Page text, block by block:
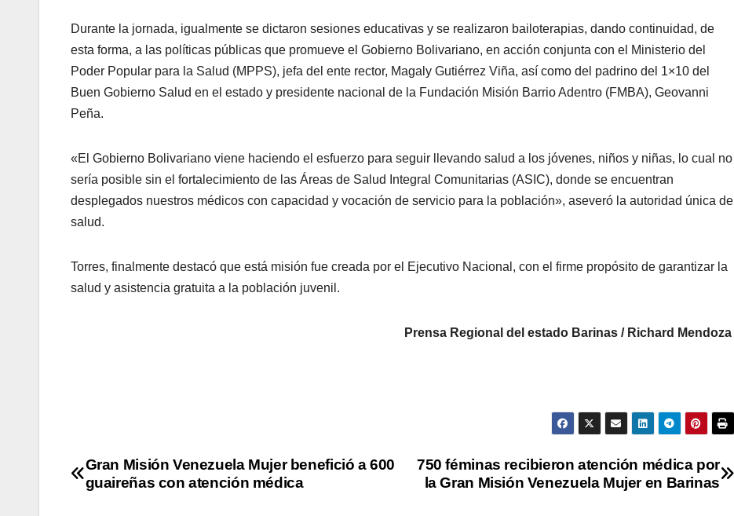
Durante la jornada, igualmente se dictaron sesiones educativas y se realizaron bailoterapias, dando continuidad, de
esta forma, a las políticas públicas que promueve el Gobierno Bolivariano, en acción conjunta con el Ministerio del
Poder Popular para la Salud (MPPS), jefa del ente rector, Magaly Gutiérrez Viña, así como del padrino del 1×10 del
Buen Gobierno Salud en el estado y presidente nacional de la Fundación Misión Barrio Adentro (FMBA), Geovanni
Peña.
«El Gobierno Bolivariano viene haciendo el esfuerzo para seguir llevando salud a los jóvenes, niños y niñas, lo cual no
sería posible sin el fortalecimiento de las Áreas de Salud Integral Comunitarias (ASIC), donde se encuentran
desplegados nuestros médicos con capacidad y vocación de servicio para la población», aseveró la autoridad única de
salud.
Torres, finalmente destacó que está misión fue creada por el Ejecutivo Nacional, con el firme propósito de garantizar la
salud y asistencia gratuita a la población juvenil.
Prensa Regional del estado Barinas / Richard Mendoza
750 féminas recibieron atención médica por
la Gran Misión Venezuela Mujer en Barinas
Gran Misión Venezuela Mujer benefició a 600
guaireñas con atención médica